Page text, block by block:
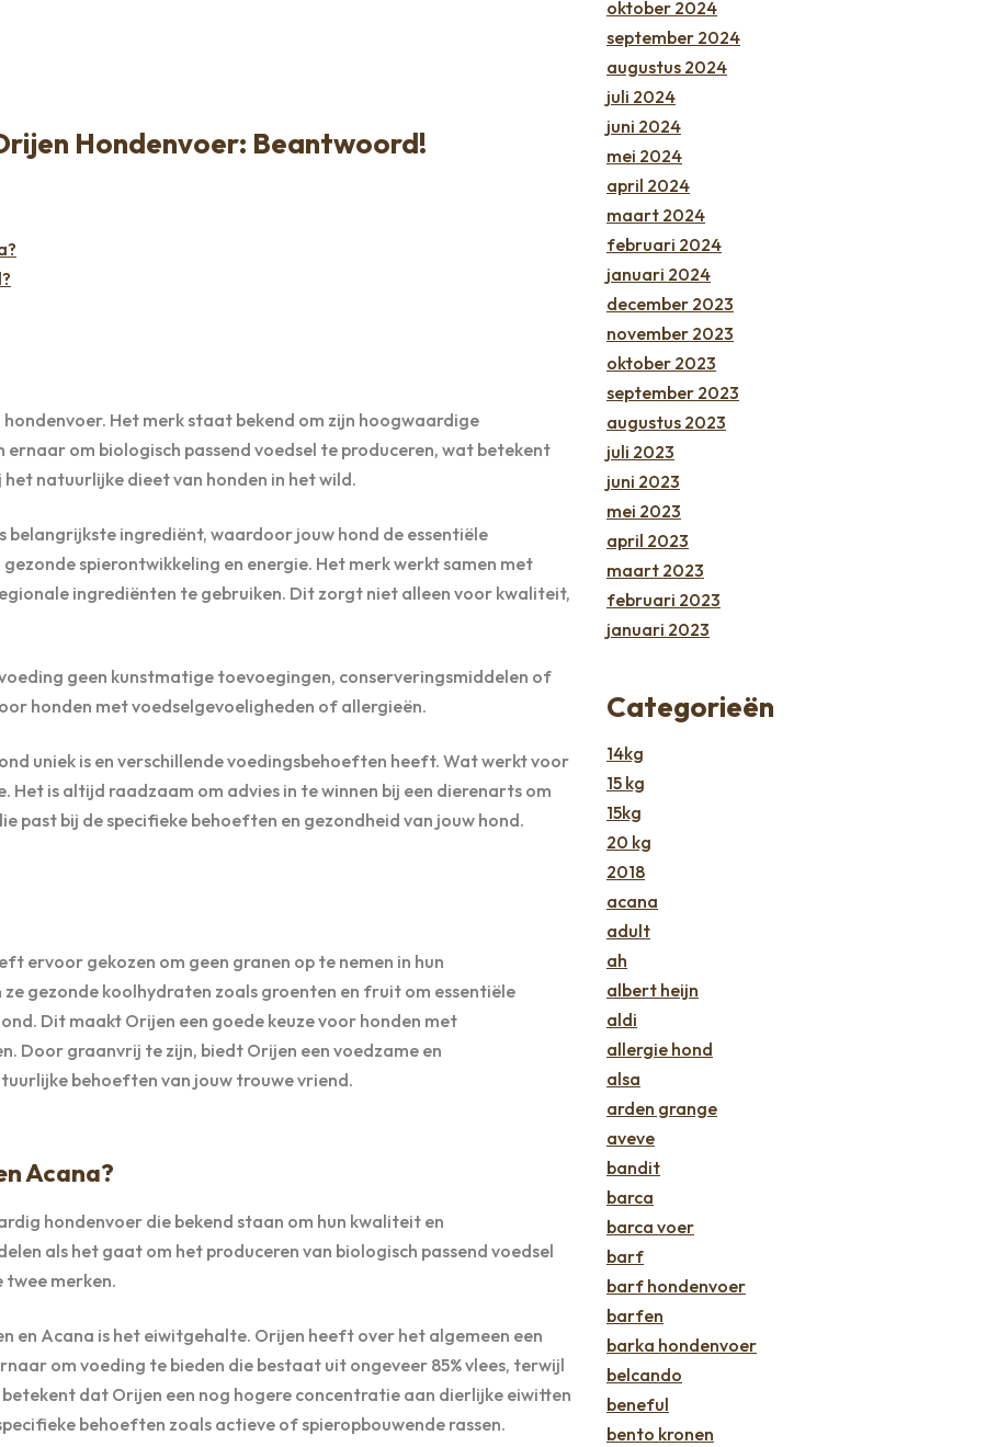
Hondenvoer: Beantwoord!
Het merk staat bekend om zijn hoogwaardige
om biologisch passend voedsel te produceren, wat betekent
natuurlijke dieet van honden in het wild.
ingrediënt, waardoor jouw hond de essentiële
spierontwikkeling en energie. Het merk werkt samen met
ingrediënten te gebruiken. Dit zorgt niet alleen voor kwaliteit,
geen kunstmatige toevoegingen, conserveringsmiddelen of
honden met voedselgevoeligheden of allergieën.
uniek is en verschillende voedingsbehoeften heeft. Wat werkt voor
Het is altijd raadzaam om advies in te winnen bij een dierenarts om
past bij de specifieke behoeften en gezondheid van jouw hond.
ervoor gekozen om geen granen op te nemen in hun
gezonde koolhydraten zoals groenten en fruit om essentiële
Dit maakt Orijen een goede keuze voor honden met
Door graanvrij te zijn, biedt Orijen een voedzame en
behoeften van jouw trouwe vriend.
Acana?
hondenvoer die bekend staan om hun kwaliteit en
als het gaat om het produceren van biologisch passend voedsel
twee merken.
en Acana is het eiwitgehalte. Orijen heeft over het algemeen een
om voeding te bieden die bestaat uit ongeveer 85% vlees, terwijl
dat Orijen een nog hogere concentratie aan dierlijke eiwitten
behoeften zoals actieve of spieropbouwende rassen.
oktober 2024
september 2024
augustus 2024
juli 2024
juni 2024
mei 2024
april 2024
maart 2024
februari 2024
januari 2024
december 2023
november 2023
oktober 2023
september 2023
augustus 2023
juli 2023
juni 2023
mei 2023
april 2023
maart 2023
februari 2023
januari 2023
Categorieën
14kg
15 kg
15kg
20 kg
2018
acana
adult
ah
albert heijn
aldi
allergie hond
alsa
arden grange
aveve
bandit
barca
barca voer
barf
barf hondenvoer
barfen
barka hondenvoer
belcando
beneful
bento kronen